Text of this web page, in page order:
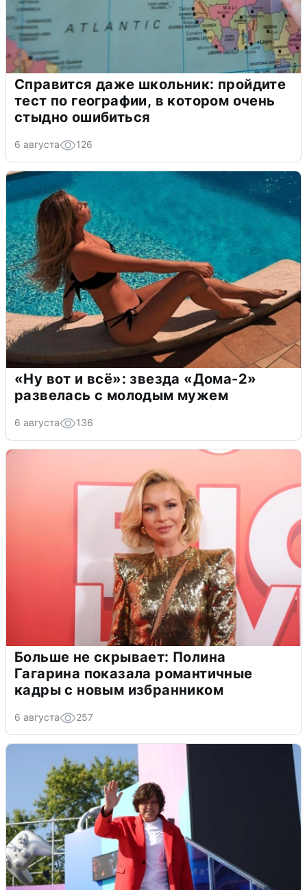
Справится даже школьник: пройдите
тест по географии, в котором очень
стыдно ошибиться
6 августа 126
«Ну вот и всё»: звезда «Дома-2»
развелась с молодым мужем
6 августа 136
Больше не скрывает: Полина
Гагарина показала романтичные
кадры с новым избранником
6 августа 257